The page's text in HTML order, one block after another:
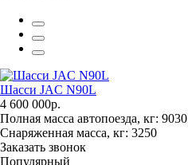
Шасси JAC N90L
4 600 000р.
Полная масса автопоезда, кг: 9030
Снаряженная масса, кг: 3250
Заказать звонок
Популярный